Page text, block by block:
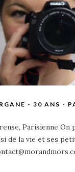
- 30 ANS -
Parisienne On
de la vie et ses